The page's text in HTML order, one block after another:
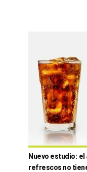
Nuevo estudio: el
refrescos no